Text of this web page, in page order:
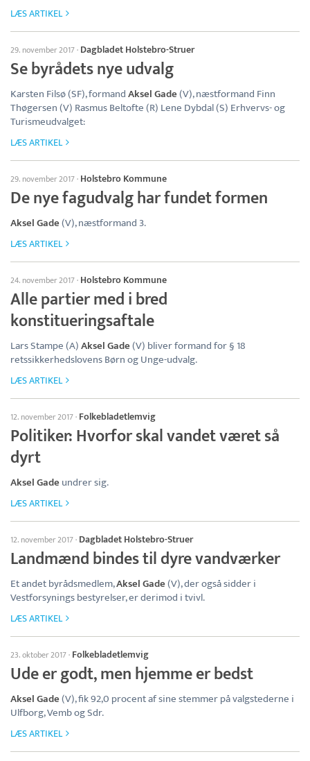
LÆS ARTIKEL
29. november 2017· Dagbladet Holstebro-Struer
Se byrådets nye udvalg
Karsten Filsø (SF), formandAksel Gade(V), næstformand Finn
Thøgersen (V) Rasmus Beltofte (R) Lene Dybdal (S) Erhvervs- og
Turismeudvalget:
LÆS ARTIKEL
29. november 2017· Holstebro Kommune
De nye fagudvalg har fundet formen
Aksel Gade(V), næstformand 3.
LÆS ARTIKEL
24. november 2017· Holstebro Kommune
Alle partier med i bred
konstitueringsaftale
Lars Stampe (A)Aksel Gade(V) bliver formand for § 18
retssikkerhedslovens Børn og Unge-udvalg.
LÆS ARTIKEL
12. november 2017· Folkebladetlemvig
Politiker: Hvorfor skal vandet været så
dyrt
Aksel Gadeundrer sig.
LÆS ARTIKEL
12. november 2017· Dagbladet Holstebro-Struer
Landmænd bindes til dyre vandværker
Et andet byrådsmedlem,Aksel Gade(V), der også sidder i
Vestforsynings bestyrelser, er derimod i tvivl.
LÆS ARTIKEL
23. oktober 2017· Folkebladetlemvig
Ude er godt, men hjemme er bedst
Aksel Gade(V), fik 92,0 procent af sine stemmer på valgstederne i
Ulfborg, Vemb og Sdr.
LÆS ARTIKEL